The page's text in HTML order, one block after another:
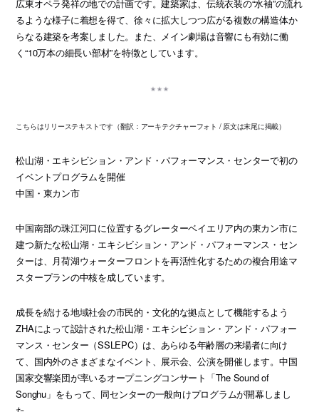
広東オペラ発祥の地での計画です。建築家は、伝統衣装の“水袖”の流れ
るような様子に着想を得て、徐々に拡大しつつ広がる複数の構造体か
らなる建築を考案しました。また、メイン劇場は音響にも有効に働
く“10万本の細長い部材”を特徴としています。
こちらはリリーステキストです（翻訳：アーキテクチャーフォト / 原文は末尾に掲載）
松山湖・エキシビション・アンド・パフォーマンス・センターで初の
イベントプログラムを開催
中国・東カン市
中国南部の珠江河口に位置するグレーターベイエリア内の東カン市に
建つ新たな松山湖・エキシビション・アンド・パフォーマンス・セン
ターは、月荷湖ウォーターフロントを再活性化するための複合用途マ
スタープランの中核を成しています。
成長を続ける地域社会の市民的・文化的な拠点として機能するよう
ZHAによって設計された松山湖・エキシビション・アンド・パフォー
マンス・センター（SSLEPC）は、あらゆる年齢層の来場者に向け
て、国内外のさまざまなイベント、展示会、公演を開催します。中国
国家交響楽団が率いるオープニングコンサート「The Sound of
Songhu」をもって、同センターの一般向けプログラムが開幕しまし